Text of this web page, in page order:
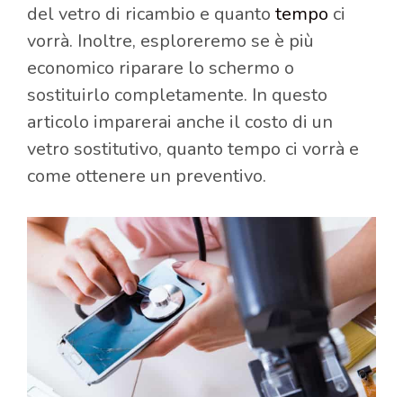
del vetro di ricambio e quanto tempo ci
vorrà. Inoltre, esploreremo se è più
economico riparare lo schermo o
sostituirlo completamente. In questo
articolo imparerai anche il costo di un
vetro sostitutivo, quanto tempo ci vorrà e
come ottenere un preventivo.